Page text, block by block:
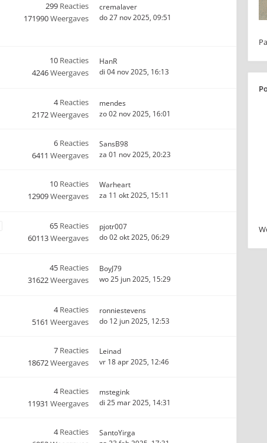
299 Reacties
171990Weergaves
cremalaver
do 27 nov 2025, 09:51
10 Reacties
4246Weergaves
HanR
di 04 nov 2025, 16:13
4Reacties
2172Weergaves
mendes
zo 02 nov 2025, 16:01
6 Reacties
6411 Weergaves
SansB98
za 01 nov 2025, 20:23
10 Reacties
12909Weergaves
Warheart
za 11 okt 2025, 15:11
65 Reacties
60113Weergaves
pjotr007
do 02 okt 2025, 06:29
45 Reacties
31622Weergaves
BoyJ79
wo 25 jun 2025, 15:29
4Reacties
5161 Weergaves
ronniestevens
do 12 jun 2025, 12:53
7 Reacties
18672Weergaves
Leinad
vr 18 apr 2025, 12:46
4Reacties
11931 Weergaves
mstegink
di 25 mar 2025, 14:31
4Reacties
SantoYirga